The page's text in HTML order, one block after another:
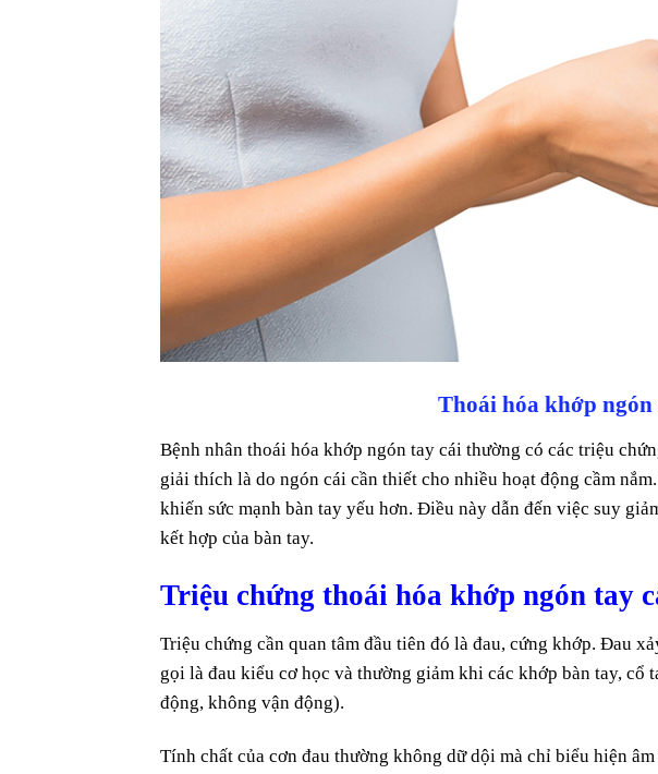
Thoái hóa khớp ngón
Bệnh nhân thoái hóa khớp ngón tay cái thường có các triệu
giải thích là do ngón cái cần thiết cho nhiều hoạt động cầm
khiến sức mạnh bàn tay yếu hơn. Điều này dẫn đến việc suy
kết hợp của bàn tay.
Triệu chứng thoái hóa khớp ngón tay
Triệu chứng cần quan tâm đầu tiên đó là đau, cứng khớp. Đau
gọi là đau kiểu cơ học và thường giảm khi các khớp bàn tay,
động, không vận động).
Tính chất của cơn đau thường không dữ dội mà chỉ biểu hiện